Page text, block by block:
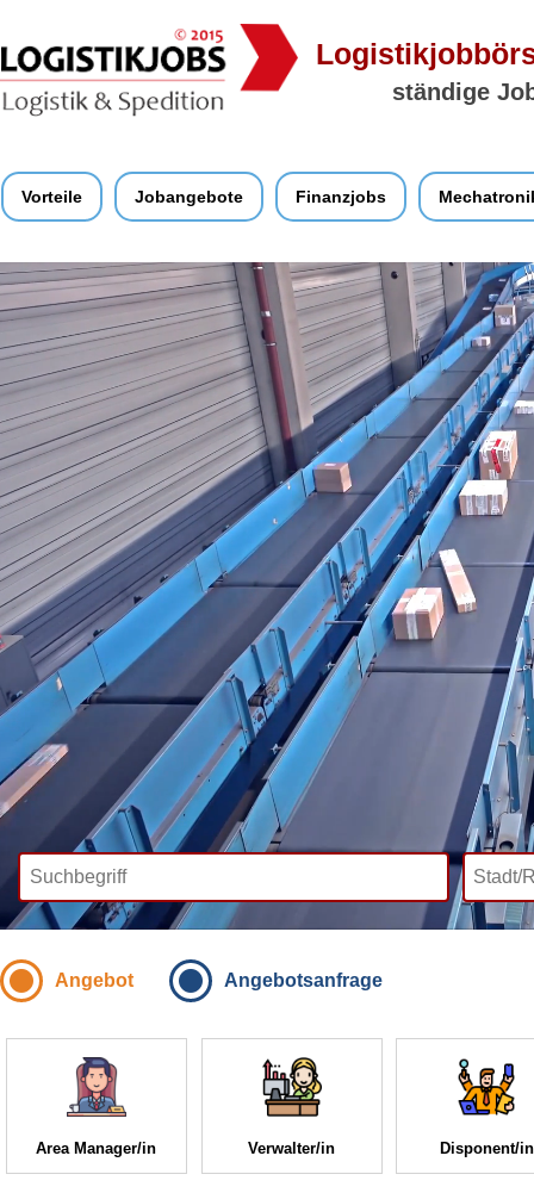
ständige
Vorteile Jobangebote Finanzjobs
Angebot Angebotsanfrage
Area Manager/in Verwalter/in Disponent/in